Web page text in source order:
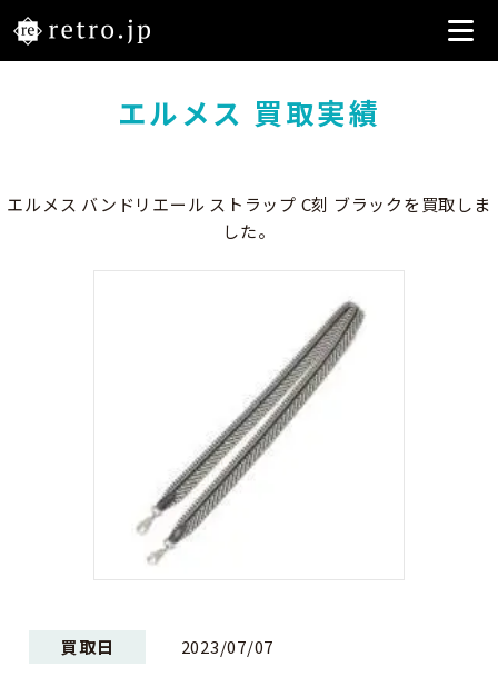
エルメス 買取実績
エルメス バンドリエール ストラップ C刻 ブラックを買取しま
した。
買取日 2023/07/07